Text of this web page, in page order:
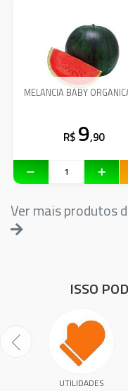
MELANCIA BABY
R$ 9,90
Ver mais produtos
ISSO
UTILIDADES